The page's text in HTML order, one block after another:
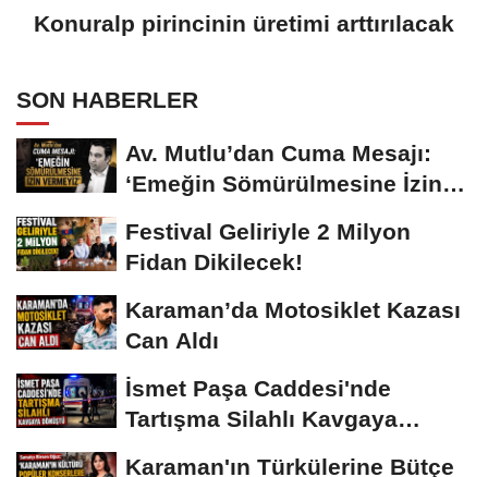
Konuralp pirincinin üretimi arttırılacak
SON HABERLER
Av. Mutlu’dan Cuma Mesajı:
‘Emeğin Sömürülmesine İzin
Festival Geliriyle 2 Milyon
Fidan Dikilecek!
Karaman’da Motosiklet Kazası
Can Aldı
İsmet Paşa Caddesi'nde
Tartışma Silahlı Kavgaya
Karaman'ın Türkülerine Bütçe